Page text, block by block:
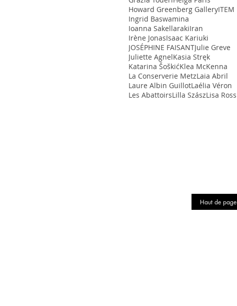
Howard Greenberg GalleryITEM
Ingrid Baswamina
Ioanna SakellarakiIran
Irène JonasIsaac Kariuki
JOSÉPHINE FAISANTJulie Greve
Juliette AgnelKasia Stręk
Katarina ŠoškićKlea McKenna
La Conserverie MetzLaia Abril
Laure Albin GuillotLaélia Véron
Les AbattoirsLilla SzászLisa Ross
Haut de page